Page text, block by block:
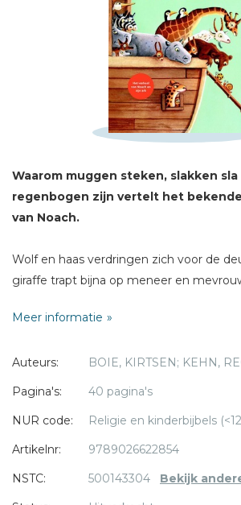
Waarom muggen steken, slakken
regenbogen zijn vertelt het
van Noach.
Wolf en haas verdringen zich voor de
giraffe trapt bijna op meneer en
een lange periode vol water verschijnt er
De geschiedenis van Noach en de ark
Voor kinderen vanaf 6 jaar.
is een bekende
Meer informatie
Auteurs:
BOIE, KIRTSEN; KEHN,
Pagina's:
40 pagina's
NUR code:
Religie en kinderbijbels
Artikelnr:
9789026622854
NSTC:
500143304 Bekijk
Schrijf hieronder je review!
Bericht *